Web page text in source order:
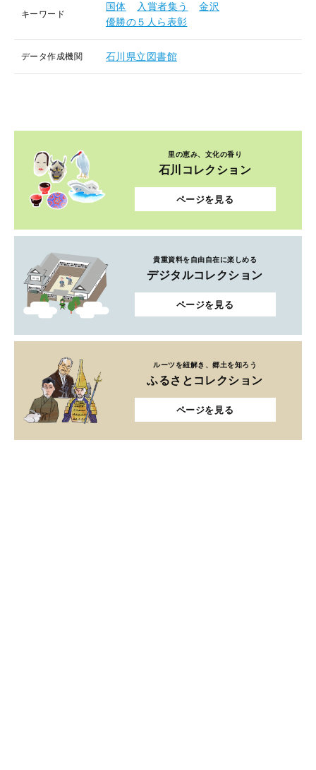
キーワード
国体 入賞者集う
金沢
優勝の５人ら表彰
データ作成機関 石川県立図書館
里の恵み、文化の香り
石川コレクション
ページを見る
貴重資料を自由自在に楽しめる
デジタルコレクション
ページを見る
ルーツを紐解き、郷土を知ろう
ふるさとコレクション
ページを見る